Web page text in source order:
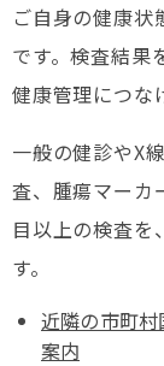
ご自身の健康状
です。検査結果
健康管理につな
一般の健診やX
査、腫瘍マーカ
目以上の検査を
す。
近隣の市町
案内